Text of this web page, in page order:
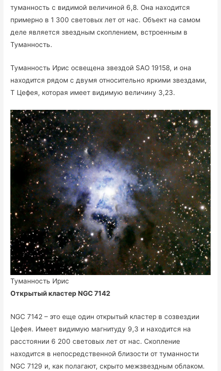
туманность с видимой величиной 6,8. Она находится
примерно в 1 300 световых лет от нас. Объект на самом
деле является звездным скоплением, встроенным в
Туманность.
Туманность Ирис освещена звездой SAO 19158, и она
находится рядом с двумя относительно яркими звездами,
T Цефея, которая имеет видимую величину 3,23.
Туманность Ирис
Открытый кластер NGC 7142
NGC 7142 – это еще один открытый кластер в созвездии
Цефея. Имеет видимую магнитуду 9,3 и находится на
расстоянии 6 200 световых лет от нас. Скопление
находится в непосредственной близости от туманности
NGC 7129 и, как полагают, скрыто межзвездным облаком.